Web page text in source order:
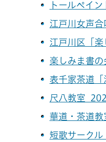
トールペイ
江戸川女声
江戸川区「
楽しみま書
表千家茶道
尺八教室
華道・茶道
短歌サーク